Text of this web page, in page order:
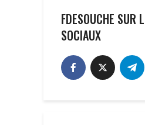
FDESOUCHE SUR
SOCIAUX